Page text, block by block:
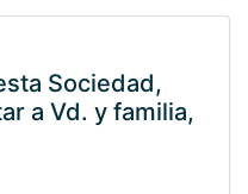
Sociedad,
a Vd. y familia,